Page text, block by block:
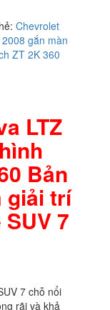
Chevrolet
gắn màn
ZT 2K 360
LTZ
Bản
giải trí
7
7 chỗ nổi
rãi và khả